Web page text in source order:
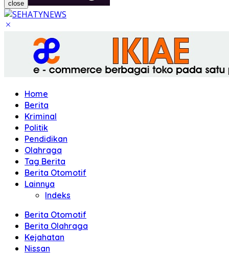
close
Home
Berita
Kriminal
Politik
Pendidikan
Olahraga
Tag Berita
Berita Otomotif
Lainnya
Indeks
Berita Otomotif
Berita Olahraga
Kejahatan
Nissan